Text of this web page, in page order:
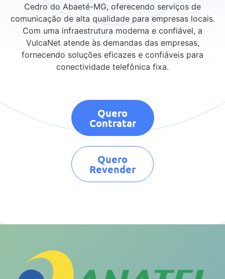
Cedro do Abaeté-MG, oferecendo serviços de
comunicação de alta qualidade para empresas locais.
Com uma infraestrutura moderna e confiável, a
VulcaNet atende às demandas das empresas,
fornecendo soluções eficazes e confiáveis para
conectividade telefônica fixa.
Quero
Contratar
Quero
Revender